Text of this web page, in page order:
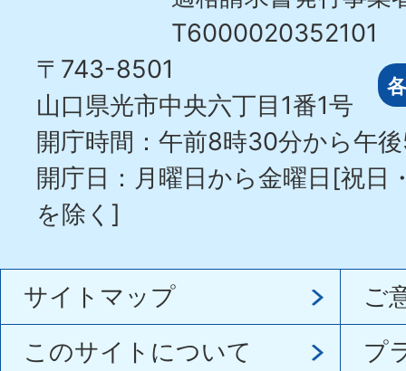
T6000020352101
〒743-8501
山口県光市中央六丁目1番1号
開庁時間：午前8時30分から午
開庁日：月曜日から金曜日[祝日
を除く]
サイトマップ
ご
このサイトについて
プ